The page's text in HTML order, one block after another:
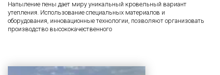
Напыление пены дает миру уникальный кровельный вариант
утепления. Использование специальных материалов и
оборудования, инновационные технологии, позволяют организовать
производство высококачественного